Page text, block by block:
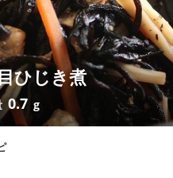
ひじき煮
0.7 g